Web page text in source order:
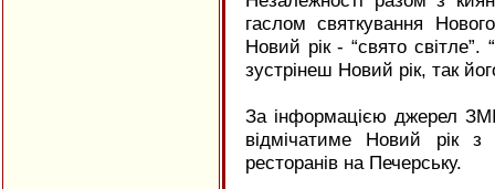
гаслом святкування
Новий рік - “свято
зустрінеш Новий рік, так
За інформацією джерел
відмічатиме Новий рік
ресторанів на Печерську.